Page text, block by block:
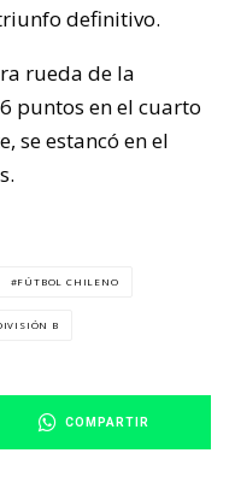
definitivo.
rueda de la
puntos en el cuarto
se estancó en el
FÚTBOL CHILENO
B
COMPARTIR